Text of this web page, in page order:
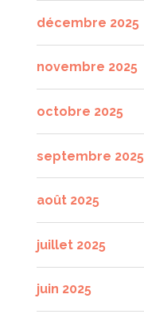
décembre 2025
novembre 2025
octobre 2025
septembre 2025
août 2025
juillet 2025
juin 2025